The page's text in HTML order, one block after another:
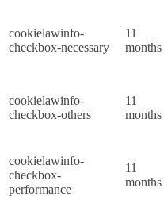
cookielawinfo-
checkbox-necessary
11
months
cookielawinfo-
checkbox-others
11
months
cookielawinfo-
checkbox-
performance
11
months